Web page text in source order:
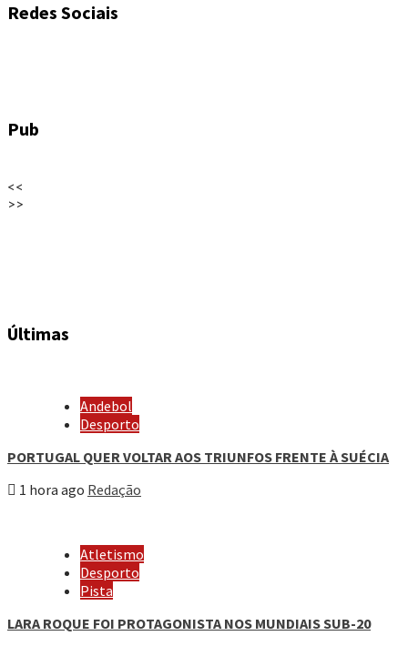
Redes Sociais
Pub
<<
>>
Últimas
Andebol
Desporto
PORTUGAL QUER VOLTAR AOS TRIUNFOS FRENTE À SUÉCIA
1 hora ago Redação
Atletismo
Desporto
Pista
LARA ROQUE FOI PROTAGONISTA NOS MUNDIAIS SUB-20